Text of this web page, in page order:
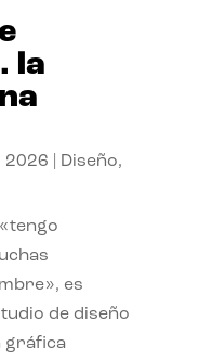
la
2026 Diseño,
es
de diseño
gráfica